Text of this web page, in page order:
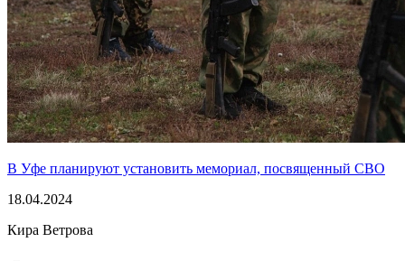
В Уфе планируют установить мемориал, посвященный СВО
18.04.2024
Кира Ветрова